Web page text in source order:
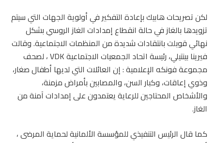
لكن تصريحات هابيك بإعادة التفكير في أولوية الجهات التي سيتم
تزويدها بالغاز في حالة انقطاع إمدادات الغاز الروسي بشكل
نهائي قوبلت بانتقادات شديدة من المنظمات الاجتماعية. وقالت
فيرينا بينتيلي، رئيسة اتحاد الجمعيات الاجتماعية VDK ، لصحف
مجموعة فونكه الإعلامية : إن العائلات التي لديها أطفال صغار،
وذوي إعاقات، وكبار السن، والمصابين بأمراض مزمنة،
والأشخاص المحتاجين للرعاية يعتمدون على إمدادات آمنة من
الغاز.
كما قال الرئيس التنفيذي للمؤسسة الألمانية لحماية المرضى ،